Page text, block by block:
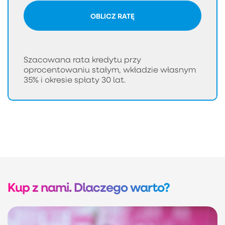
OBLICZ RATĘ
Szacowana rata kredytu przy
oprocentowaniu stałym, wkładzie własnym
35% i okresie spłaty 30 lat.
Kup z nami. Dlaczego warto?